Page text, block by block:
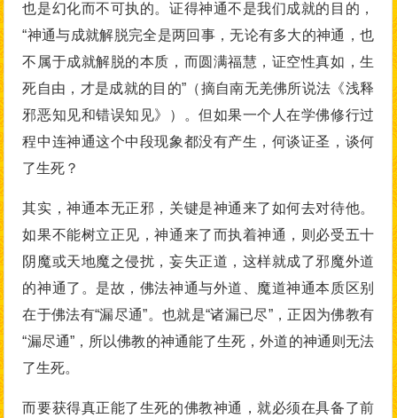
也是幻化而不可执的。证得神通不是我们成就的目的，
“神通与成就解脱完全是两回事，无论有多大的神通，也
不属于成就解脱的本质，而圆满福慧，证空性真如，生
死自由，才是成就的目的”（摘自南无羌佛所说法《浅释
邪恶知见和错误知见》）。但如果一个人在学佛修行过
程中连神通这个中段现象都没有产生，何谈证圣，谈何
了生死？
其实，神通本无正邪，关键是神通来了如何去对待他。
如果不能树立正见，神通来了而执着神通，则必受五十
阴魔或天地魔之侵扰，妄失正道，这样就成了邪魔外道
的神通了。是故，佛法神通与外道、魔道神通本质区别
在于佛法有“漏尽通”。也就是“诸漏已尽”，正因为佛教有
“漏尽通”，所以佛教的神通能了生死，外道的神通则无法
了生死。
而要获得真正能了生死的佛教神通，就必须在具备了前